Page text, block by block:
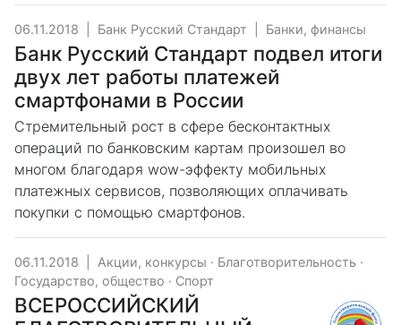
06.11.2018 Банк Русский Стандарт Банки, финансы
Банк Русский Стандарт подвел итоги
двух лет работы платежей
смартфонами в России
Стремительный рост в сфере бесконтактных
операций по банковским картам произошел во
многом благодаря wow-эффекту мобильных
платежных сервисов, позволяющих оплачивать
покупки с помощью смартфонов.
06.11.2018 Акции, конкурсы · Благотворительность ·
Государство, общество · Спорт
ВСЕРОССИЙСКИЙ